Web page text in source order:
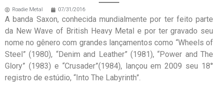
Roadie Metal 07/31/2016
A banda Saxon, conhecida mundialmente por ter feito parte
da New Wave of British Heavy Metal e por ter gravado seu
nome no gênero com grandes lançamentos como “Wheels of
Steel” (1980), “Denim and Leather” (1981), “Power and The
Glory” (1983) e “Crusader”(1984), lançou em 2009 seu 18°
registro de estúdio, “Into The Labyrinth”.